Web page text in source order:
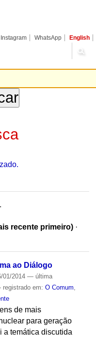
Instagram WhatsApp English
recente primeiro) ·
ao Diálogo
01/2014 — última
em: O Comum
de mais
para geração
a temática discutida